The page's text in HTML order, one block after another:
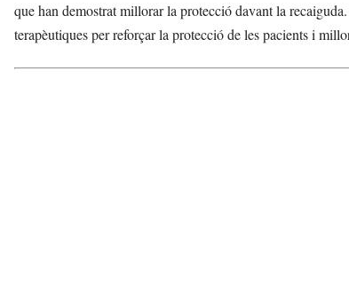
que han demostrat millorar la protecció davant la
terapèutiques per reforçar la protecció de les pacients i